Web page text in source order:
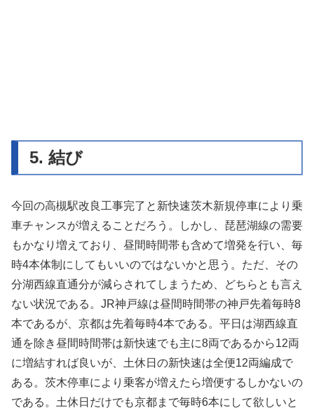
5. 結び
今回の高槻駅改良工事完了と新快速茨木新規停車により乗
車チャンスが増えることだろう。しかし、琵琶湖線の需要
もかなり増えており、昼間時間帯も含めて増発を行い、毎
時4本体制にしてもいいのではないかと思う。ただ、その
分湖西線直通分が減らされてしまうため、どちらとも言え
ない状況である。JR神戸線は昼間時間帯の神戸先着毎時8
本であるが、京都は先着毎時4本である。平日は湖西線直
通を除き昼間時間帯は新快速でも主に8両であるから12両
に増結すれば良いが、土休日の新快速は全便12両編成で
ある。茨木停車により乗客が増えたら増便するしかないの
である。土休日だけでも京都まで毎時6本にして欲しいと